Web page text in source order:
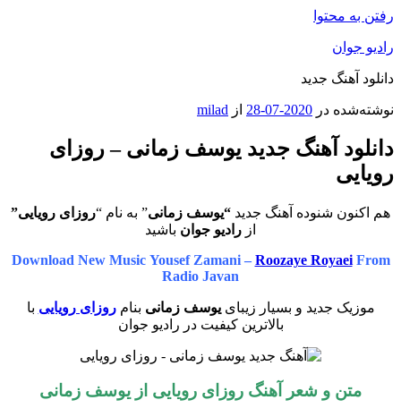
رفتن به محتوا
رادیو جوان
دانلود آهنگ جدید
نوشته‌شده در 2020-07-28 از milad
دانلود آهنگ جدید یوسف زمانی – روزای
رویایی
هم اکنون شنوده آهنگ جدید “یوسف زمانی” به نام “روزای رویایی”
از رادیو جوان باشید
Download New Music Yousef Zamani – Roozaye RoyaeiFrom
Radio Javan
موزیک جدید و بسیار زیباییوسف زمانی بنامروزای رویایی با
بالاترین کیفیت در رادیو جوان
متن و شعر آهنگ روزای رویایی از یوسف زمانی